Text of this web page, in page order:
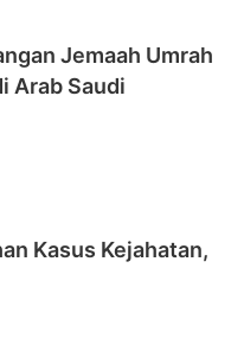
Jemaah Umrah
Arab Saudi
Kasus Kejahatan,